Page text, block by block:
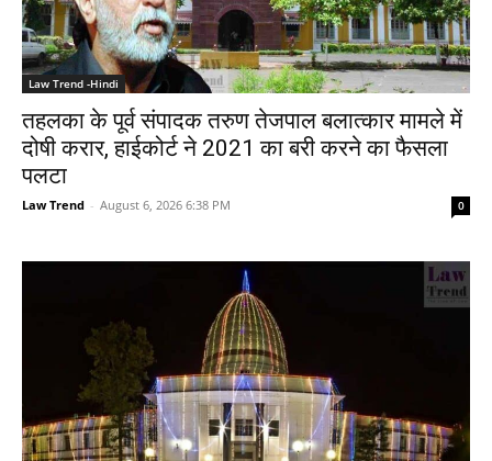
Law Trend -Hindi
तहलका के पूर्व संपादक तरुण तेजपाल बलात्कार मामले में
दोषी करार, हाईकोर्ट ने 2021 का बरी करने का फैसला
पलटा
Law Trend - August 6, 2026 6:38 PM 0